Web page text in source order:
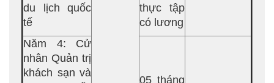
du lịch quốc
tế
thực tập
có lương
Năm 4: Cử
nhân Quản trị
khách sạn và
05 tháng